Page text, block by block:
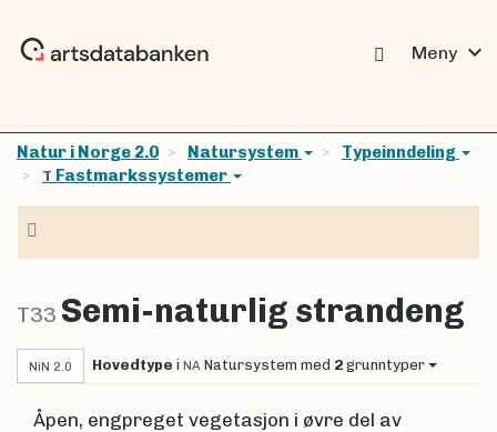
Meny expand_more
Natur i Norge 2.0 Natursystem Typeinndeling
T Fastmarkssystemer
T33 Semi-naturlig strandeng
NiN 2.0 Hovedtype i NA Natursystem med 2 grunntyper
Åpen, engpreget vegetasjon i øvre del av